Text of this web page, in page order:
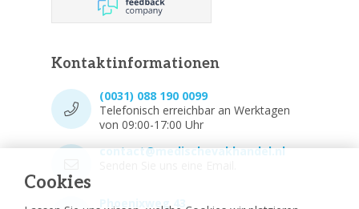
Cookies
Kontaktinformationen
(0031) 088 190 0099
Telefonisch erreichbar an Werktagen
von 09:00-17:00 Uhr
contact@medischevakhandel.nl
Phoenixweg 43,